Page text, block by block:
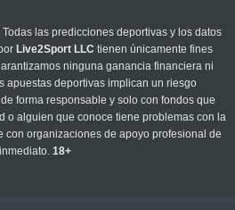
Todas las predicciones deportivas y los datos
Live2Sport LLC tienen únicamente fines
ninguna ganancia financiera ni
apuestas deportivas implican un riesgo
forma responsable y solo con fondos que
o alguien que conoce tiene problemas con la
con organizaciones de apoyo profesional de
inmediato.18+